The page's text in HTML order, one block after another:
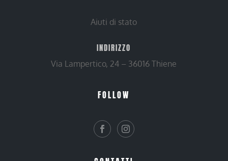
Aiuti di stato
INDIRIZZO
Via Lampertico, 24 – 36016 Thiene
FOLLOW